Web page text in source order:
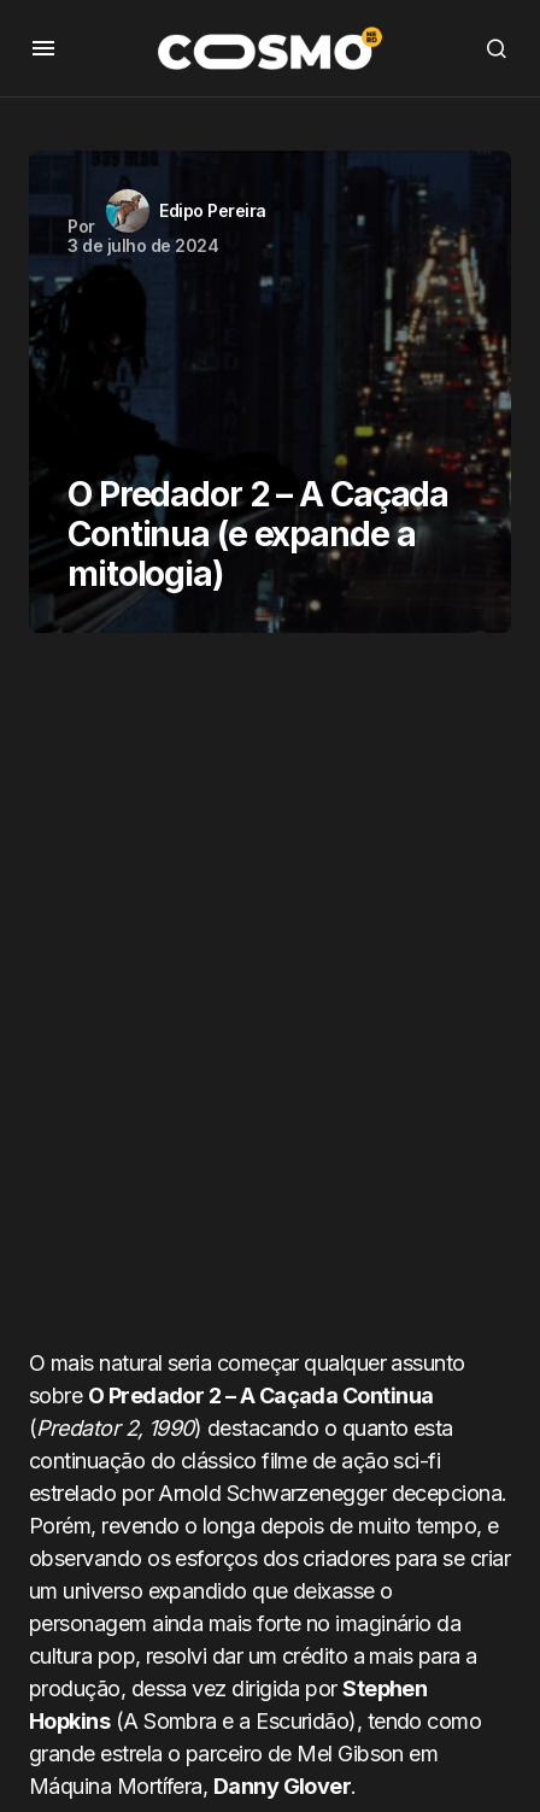
Por
Edipo Pereira
3 de julho de 2024
O Predador 2 – A Caçada
Continua (e expande a
mitologia)
O mais natural seria começar qualquer assunto
sobre O Predador 2 – A Caçada Continua
(Predator 2, 1990) destacando o quanto esta
continuação do clássico filme de ação sci-fi
estrelado por Arnold Schwarzenegger decepciona.
Porém, revendo o longa depois de muito tempo, e
observando os esforços dos criadores para se criar
um universo expandido que deixasse o
personagem ainda mais forte no imaginário da
cultura pop, resolvi dar um crédito a mais para a
produção, dessa vez dirigida porStephen
Hopkins(A Sombra e a Escuridão), tendo como
grande estrela o parceiro de Mel Gibson em
Máquina Mortífera, Danny Glover.